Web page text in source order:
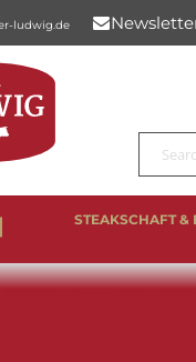
ludwig.de
Suche
STEAKSCHAFT &